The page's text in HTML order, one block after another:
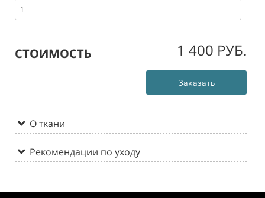
СТОИМОСТЬ 1 400 РУБ.
Заказать
О ткани
Рекомендации по уходу